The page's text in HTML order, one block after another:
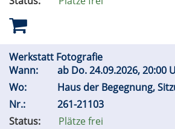
Werkstatt Fotografie
Wann:
ab Do.24.09.2026, 20:00
Wo:
Haus der Begegnung,
Nr.:
261-21103
Status:
Plätze frei